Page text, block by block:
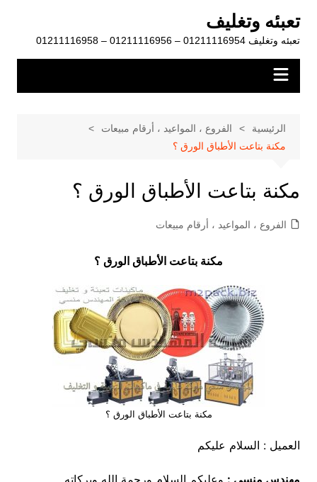
المحتوى
تعبئه وتغليف
تعبئه وتغليف 01211116954 – 01211116956 – 01211116958
الرئيسية
الفروع ، المواعيد ، أرقام مبيعات
مكنة بتاعت الأطباق الورق ؟
مكنة بتاعت الأطباق الورق ؟
الفروع ، المواعيد ، أرقام مبيعات
مكنة بتاعت الأطباق الورق ؟
مكنة بتاعت الأطباق الورق ؟
العميل : السلام عليكم
مهندس منسي : وعليكم السلام ورحمة الله وبركاته